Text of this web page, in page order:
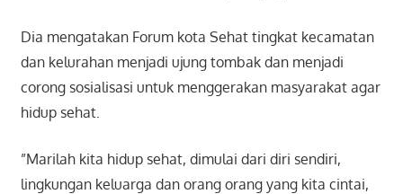
Dia mengatakan Forum kota Sehat tingkat kecamatan
dan kelurahan menjadi ujung tombak dan menjadi
corong sosialisasi untuk menggerakan masyarakat agar
hidup sehat.
”Marilah kita hidup sehat, dimulai dari diri sendiri,
lingkungan keluarga dan orang orang yang kita cintai,